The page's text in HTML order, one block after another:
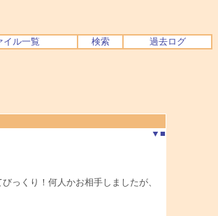
イル一覧 検索 過去ログ
▼ ■
っくり！何人かお相手しましたが、